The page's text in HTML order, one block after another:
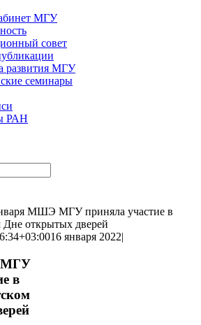
МГУ
совет
развития МГУ
семинары
РАН
МШЭ МГУ приняла участие в
Дне открытых дверей
16 января 2022|
МГУ
в